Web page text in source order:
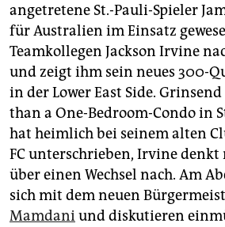
angetretene St.-Pauli-Spieler
für Australien im Einsatz
Teamkollegen Jackson Irvine
und zeigt ihm sein neues 300-
in der Lower East Side. Grinsend
than a One-Bedroom-Condo in
hat heimlich bei seinem alten
FC unterschrieben, Irvine
über einen Wechsel nach. Am
sich mit dem neuen
Mamdaniund diskutieren